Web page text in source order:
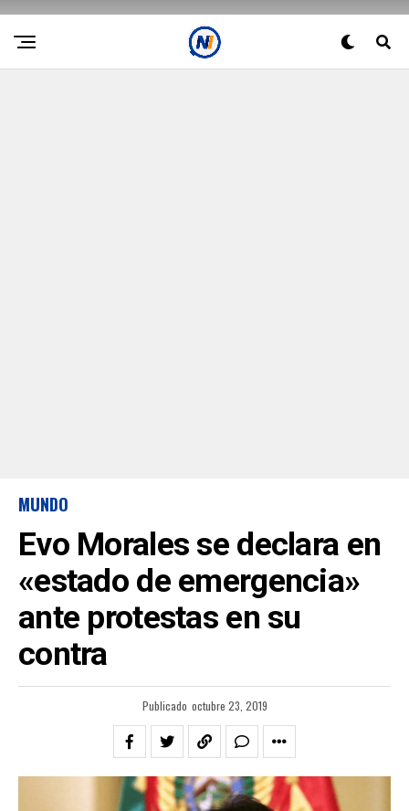
MUNDO
Evo Morales se declara en
«estado de emergencia»
ante protestas en su
contra
Publicado octubre 23, 2019